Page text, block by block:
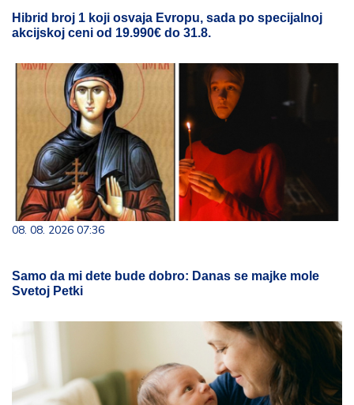
Hibrid broj 1 koji osvaja Evropu, sada po specijalnoj
akcijskoj ceni od 19.990€ do 31.8.
08. 08. 2026 07:36
Samo da mi dete bude dobro: Danas se majke mole
Svetoj Petki